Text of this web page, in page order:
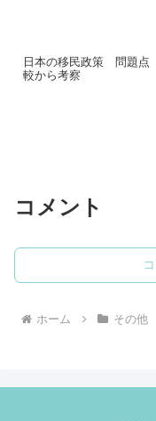
日本の移民政策 問題
較から考察
コメント
ホーム その他